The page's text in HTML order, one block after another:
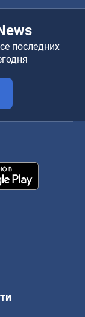
последних